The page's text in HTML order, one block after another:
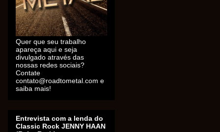
Quer que seu trabalho
apareça aqui e seja
divulgado através das
nossas redes sociais?
Contate
contato@roadtometal.com e
saiba mais!
Entrevista com a lenda do
Classic Rock JENNY HAAN